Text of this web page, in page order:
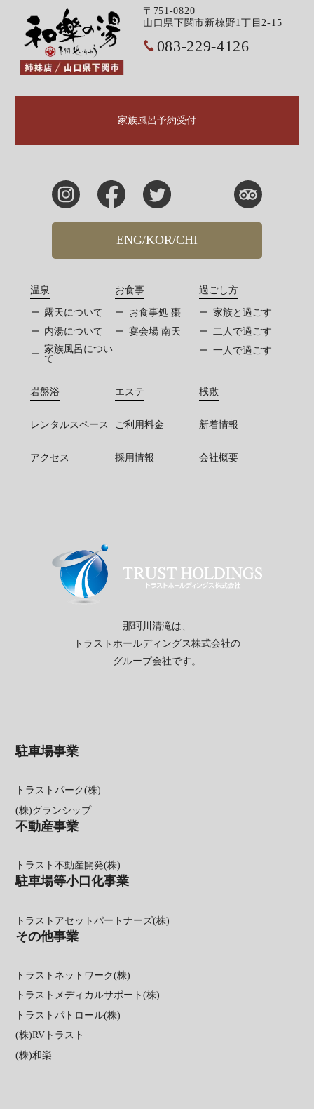
〒751-0820
山口県下関市新椋野1丁目2-15
083-229-4126
家族風呂予約受付
温泉
露天について
内湯について
家族風呂につい
て
お食事
お食事処 棗
宴会場 南天
過ごし方
家族と過ごす
二人で過ごす
一人で過ごす
ENG/KOR/CHI
岩盤浴 エステ 桟敷
レンタルスペース ご利用料金 新着情報
アクセス 採用情報 会社概要
那珂川清滝は、
トラストホールディングス株式会社の
グループ会社です。
駐車場事業
トラストパーク(株)
(株)グランシップ
不動産事業
トラスト不動産開発(株)
駐車場等小口化事業
トラストアセットパートナーズ(株)
その他事業
トラストネットワーク(株)
トラストメディカルサポート(株)
トラストパトロール(株)
(株)RVトラスト
(株)和楽